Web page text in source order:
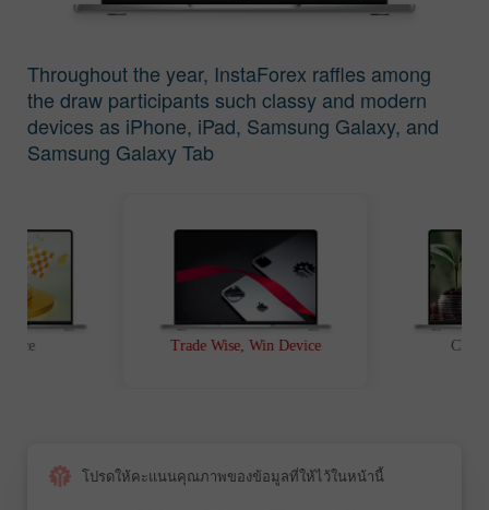
Throughout the year, InstaForex raffles among
the draw participants such classy and modern
devices as iPhone, iPad, Samsung Galaxy, and
Samsung Galaxy Tab
Race Trade Wise, Win Device
โปรดให้คะแนนคุณภาพของข้อมูลที่ให้ไว้ในหน้านี้